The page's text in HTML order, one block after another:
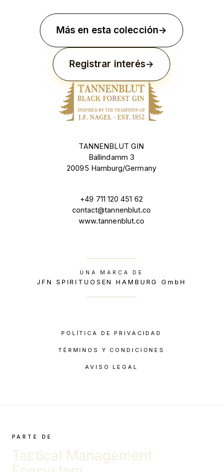
Más en esta colección
Registrar interés
TANNENBLUT GIN
Ballindamm 3
20095 Hamburg/Germany
+49 711 120 451 62
contact@tannenblut.co
www.tannenblut.co
UNA MARCA DE
JFN SPIRITUOSEN HAMBURG GmbH
POLÍTICA DE PRIVACIDAD
TÉRMINOS Y CONDICIONES
AVISO LEGAL
PARTE DE
Tactical Management